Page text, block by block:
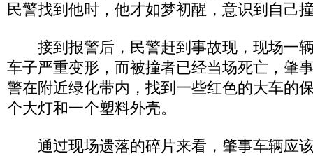
民警找到他时，他才如梦初醒，意识到自己
接到报警后，民警赶到事故现，现场一
车子严重变形，而被撞者已经当场死亡，肇
警在附近绿化带内，找到一些红色的大车的
个大灯和一个塑料外壳。
通过现场遗落的碎片来看，肇事车辆应